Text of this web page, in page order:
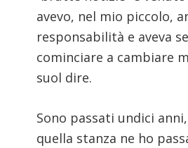
avevo, nel mio piccolo,
responsabilità e aveva
cominciare a cambiare
suol dire.
Sono passati undici
quella stanza ne ho